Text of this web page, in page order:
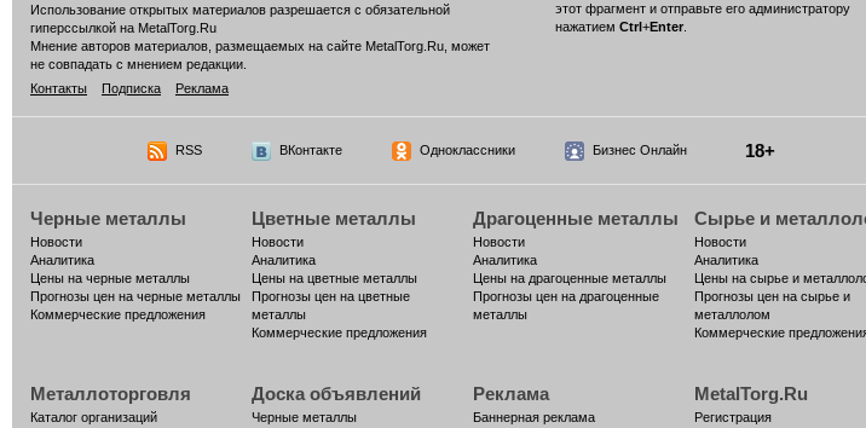
Использование открытых материалов разрешается с обязательной
гиперссылкой на MetalTorg.Ru
Мнение авторов материалов, размещаемых на сайте MetalTorg.Ru, может
не совпадать с мнением редакции.
Контакты
Подписка Реклама
этот фрагмент и отправьте его администратору
нажатием Ctrl +Enter.
RSS ВКонтакте Одноклассники Бизнес Онлайн 18+
Черные металлы
Новости
Аналитика
Цены на черные металлы
Прогнозы цен на черные металлы
Коммерческие предложения
Цветные металлы
Новости
Аналитика
Цены на цветные металлы
Прогнозы цен на цветные
металлы
Коммерческие предложения
Драгоценные металлы
Новости
Аналитика
Цены на драгоценные металлы
Прогнозы цен на драгоценные
металлы
Сырье и
Новости
Аналитика
Цены на сырье и
Прогнозы цен на сырье и
металлолом
Коммерческие
Металлоторговля
Каталог организаций
Доска объявлений
Черные металлы
Реклама
Баннерная реклама
MetalTorg.Ru
Регистрация